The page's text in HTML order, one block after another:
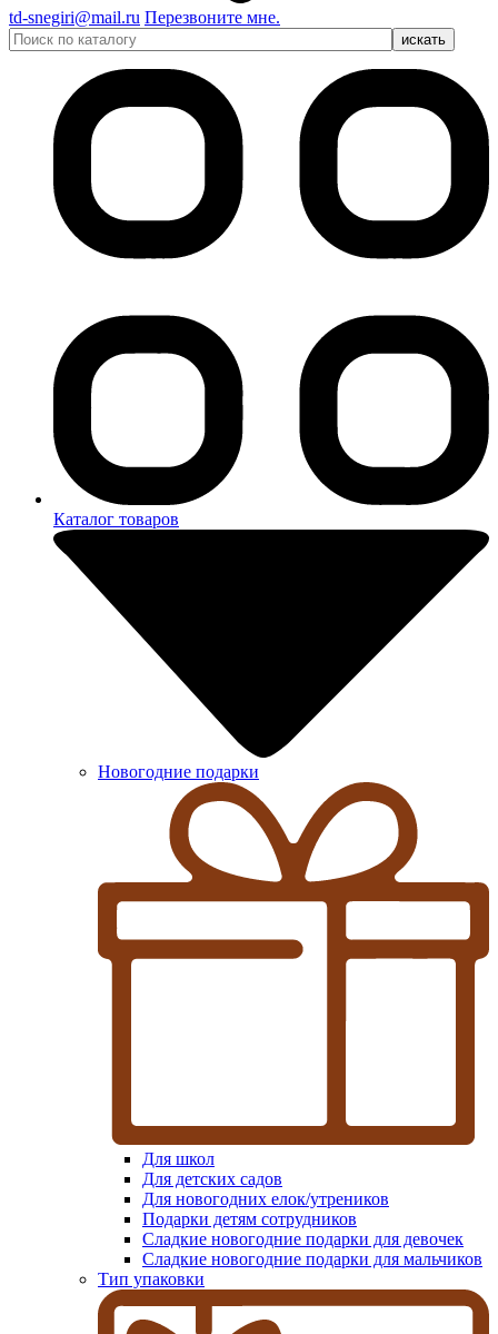
td-snegiri@mail.ru Перезвоните мне.
Каталог товаров
Новогодние подарки
Для школ
Для детских садов
Для новогодних елок/утреников
Подарки детям сотрудников
Сладкие новогодние подарки для девочек
Сладкие новогодние подарки для мальчиков
Тип упаковки